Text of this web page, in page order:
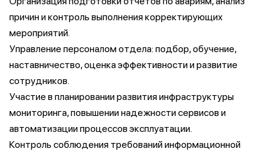
причин и контроль выполнения корректирующих
мероприятий.
Управление персоналом отдела: подбор, обучение,
наставничество, оценка эффективности и развитие
сотрудников.
Участие в планировании развития инфраструктуры
мониторинга, повышении надежности сервисов и
автоматизации процессов эксплуатации.
Контроль соблюдения требований информационной